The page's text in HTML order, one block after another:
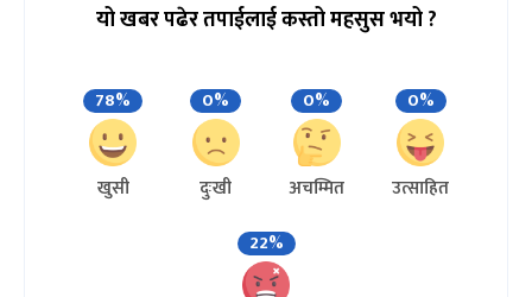
यो खबर पढेर तपाईलाई कस्तो महसुस भयो ?
78%
खुसी
0%
दुःखी
0%
अचम्मित
0%
उत्साहित
22%